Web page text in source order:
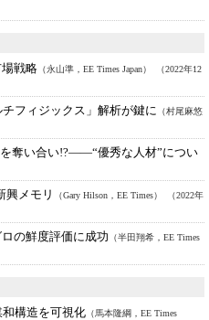
戦略 （永山準，EE Times Japan） （2022年12
フィジックス」解析が鍵に （村尾麻悠
奪い合い!?――“優秀な人材”につい
興メモリ （Gary Hilson，EE Times） （2022年
の鮮度評価に成功 （半田翔希，EE Times
構造を可視化 （馬本隆綱，EE Times